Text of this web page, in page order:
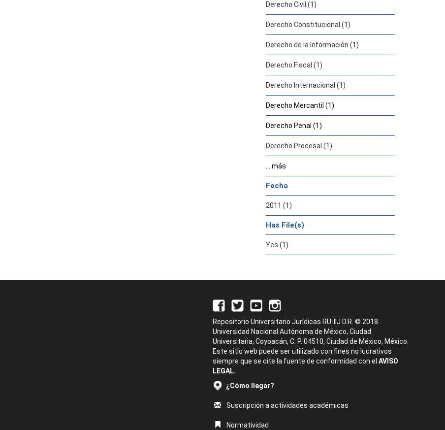
Derecho Civil (1)
Derecho Constitucional (1)
Derecho de la Información (1)
Derecho Fiscal (1)
Derecho Internacional (1)
Derecho Mercantil (1)
Derecho Penal (1)
Derecho Procesal (1)
... más
Fecha
2011 (1)
Has File(s)
Yes (1)
Repositorio Universitario Jurídicas RU-IIJ D.R. © 2018.
Universidad Nacional Autónoma de México, Ciudad
Universitaria, Coyoacán, C. P. 04510, Ciudad de México, México.
Este sitio web puede ser utilizado con fines no lucrativos
siempre que se cite la fuente de conformidad con el AVISO
LEGAL.
¿Cómo llegar?
Suscripción a actividades académicas
Normatividad